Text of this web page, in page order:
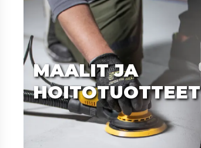
MAALIT JA
HOITOTUOTTEET